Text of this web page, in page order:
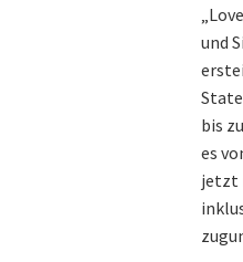
und
bis
es
jetzt